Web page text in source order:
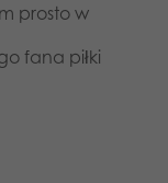
prosto w
fana piłki